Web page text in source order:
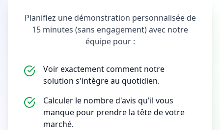
Planifiez une démonstration personnalisée de
15 minutes (sans engagement) avec notre
équipe pour :
Voir exactement comment notre
solution s'intègre au quotidien.
Calculer le nombre d'avis qu'il vous
manque pour prendre la tête de votre
marché.